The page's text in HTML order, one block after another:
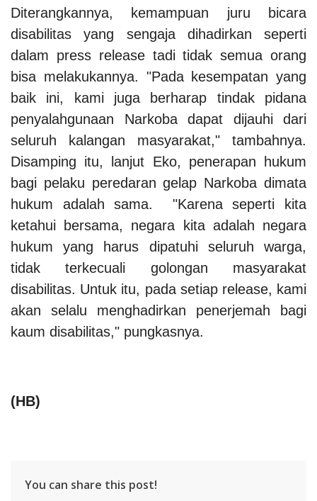
Diterangkannya, kemampuan juru bicara
disabilitas yang sengaja dihadirkan seperti
dalam press release tadi tidak semua orang
bisa melakukannya. "Pada kesempatan yang
baik ini, kami juga berharap tindak pidana
penyalahgunaan Narkoba dapat dijauhi dari
seluruh kalangan masyarakat," tambahnya.
Disamping itu, lanjut Eko, penerapan hukum
bagi pelaku peredaran gelap Narkoba dimata
hukum adalah sama. "Karena seperti kita
ketahui bersama, negara kita adalah negara
hukum yang harus dipatuhi seluruh warga,
tidak terkecuali golongan masyarakat
disabilitas. Untuk itu, pada setiap release, kami
akan selalu menghadirkan penerjemah bagi
kaum disabilitas," pungkasnya.
(HB)
You can share this post!